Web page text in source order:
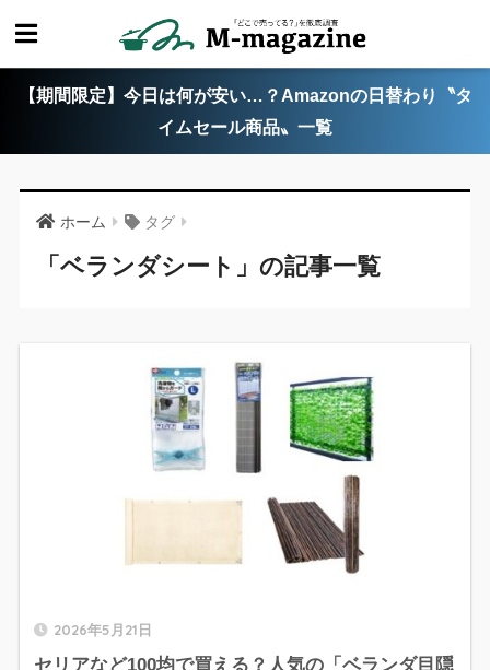
【期間限定】今日は何が安い…？Amazonの日替わり〝タ
イムセール商品〟一覧
ホーム タグ
「ベランダシート」の記事一覧
2026年5月21日
セリアなど100均で買える？人気の「ベランダ目隠